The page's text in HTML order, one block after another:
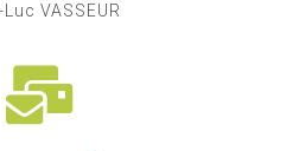
VASSEUR